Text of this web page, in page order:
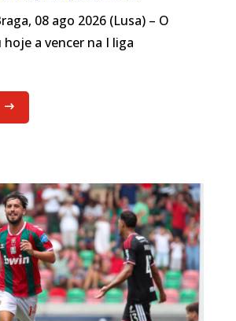
08 ago 2026 (Lusa) – O
a vencer na I liga